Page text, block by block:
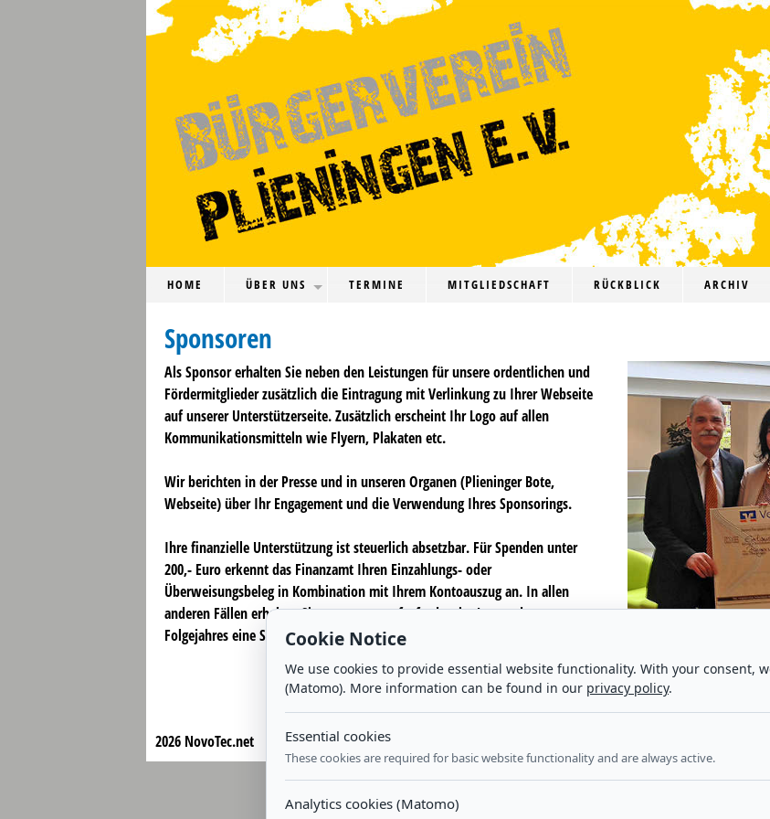
HOME ÜBER UNS TERMINE MITGLIEDSCHAFT RÜCKBLICK ARCHIV
Sponsoren
Als Sponsor erhalten Sie neben den Leistungen für unsere ordentlichen und
Fördermitglieder zusätzlich die Eintragung mit Verlinkung zu Ihrer Webseite
auf unserer Unterstützerseite. Zusätzlich erscheint Ihr Logo auf allen
Kommunikationsmitteln wie Flyern, Plakaten etc.
Wir berichten in der Presse und in unseren Organen (Plieninger Bote,
Webseite) über Ihr Engagement und die Verwendung Ihres Sponsorings.
Ihre finanzielle Unterstützung ist steuerlich absetzbar. Für Spenden unter
200,- Euro erkennt das Finanzamt Ihren Einzahlungs- oder
Überweisungsbeleg in Kombination mit Ihrem Kontoauszug an. In allen
anderen Fällen erhalten Sie von uns unaufgefordert im Januar des
Folgejahres eine Spendenbescheinigung.
2026 NovoTec.net
Cookie Notice
We use cookies to provide essential website functionality. With your consent,
(Matomo). More information can be found in our privacy policy.
Essential cookies
These cookies are required for basic website functionality and are always active.
Analytics cookies (Matomo)